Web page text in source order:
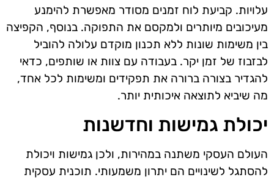
עלויות. קביעת לוח זמנים מסודר מאפשרת להימנע
מעיכובים מיותרים ולמקסם את התפוקה. בנוסף, הקפיצה
בין משימות שונות ללא תכנון מוקדם עלולה להוביל
לבזבוז של זמן יקר. בעבודה עם צוות או שותפים, כדאי
להגדיר בצורה ברורה את תפקידים ומשימות לכל אחד,
מה שיביא לתוצאה איכותית יותר.
יכולת גמישות וחדשנות
העולם העסקי משתנה במהירות, ולכן גמישות ויכולת
להסתגל לשינויים הם יתרון משמעותי. תוכנית עסקית